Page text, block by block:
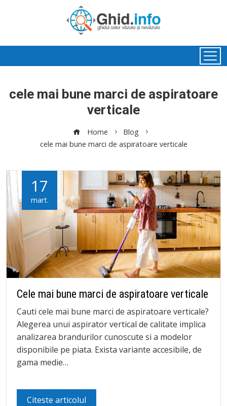
cele mai bune marci de aspiratoare
verticale
Home
Blog
cele mai bune marci de aspiratoare verticale
17
mart.
Cele mai bune marci de aspiratoare verticale
Cauti cele mai bune marci de aspiratoare verticale?
Alegerea unui aspirator vertical de calitate implica
analizarea brandurilor cunoscute si a modelor
disponibile pe piata. Exista variante accesibile, de
gama medie…
Citeste articolul